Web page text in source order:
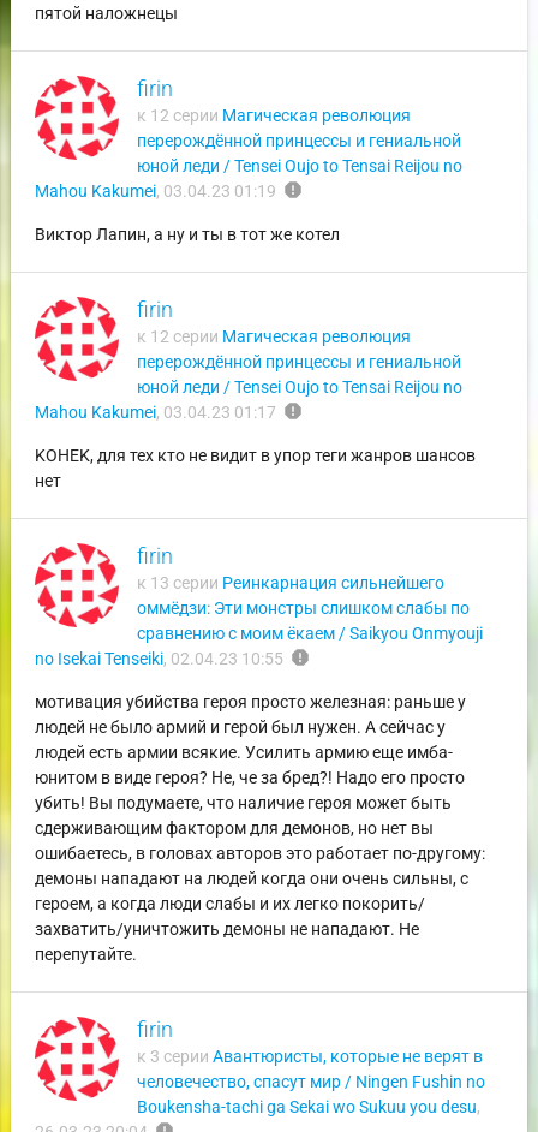
пятой наложнецы
firin
к 12 серии Магическая революция
перерождённой принцессы и гениальной
юной леди / Tensei Oujo to Tensai Reijou no
Mahou Kakumei, 03.04.23 01:19 report
Виктор Лапин, а ну и ты в тот же котел
firin
к 12 серии Магическая революция
перерождённой принцессы и гениальной
юной леди / Tensei Oujo to Tensai Reijou no
Mahou Kakumei, 03.04.23 01:17 report
KOHEK, для тех кто не видит в упор теги жанров шансов
нет
firin
к 13 серии Реинкарнация сильнейшего
оммёдзи: Эти монстры слишком слабы по
сравнению с моим ёкаем / Saikyou Onmyouji
no Isekai Tenseiki, 02.04.23 10:55 report
мотивация убийства героя просто железная: раньше у
людей не было армий и герой был нужен. А сейчас у
людей есть армии всякие. Усилить армию еще имба-
юнитом в виде героя? Не, че за бред?! Надо его просто
убить! Вы подумаете, что наличие героя может быть
сдерживающим фактором для демонов, но нет вы
ошибаетесь, в головах авторов это работает по-другому:
демоны нападают на людей когда они очень сильны, с
героем, а когда люди слабы и их легко покорить/
захватить/уничтожить демоны не нападают. Не
перепутайте.
firin
к 3 серии Авантюристы, которые не верят в
человечество, спасут мир / Ningen Fushin no
Boukensha-tachi ga Sekai wo Sukuu you desu,